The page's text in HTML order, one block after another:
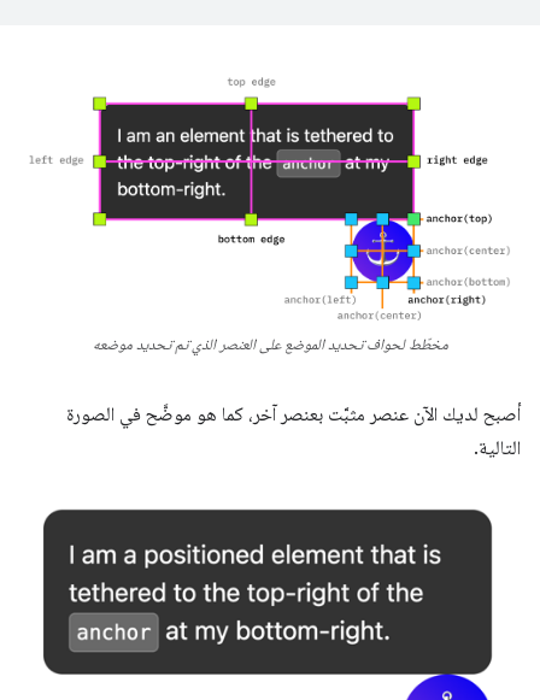
مخطّط لحواف تحديد الموضع على العنصر الذي تم تحديد موضعه
أصبح لديك الآن عنصر مثبَّت بعنصر آخر، كما هو موضَّح في الصورة
التالية.